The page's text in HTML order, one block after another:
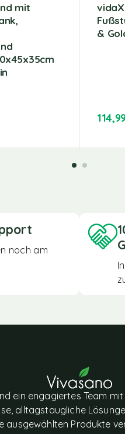
mit
&
noch am
ein engagiertes Team
alltagstaugliche
ausgewählten Produkte